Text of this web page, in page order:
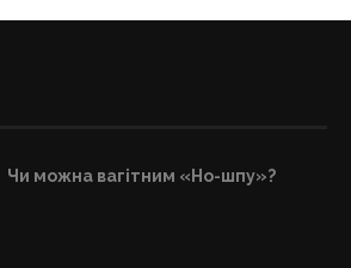
Чи можна вагітним «Но-шпу»?